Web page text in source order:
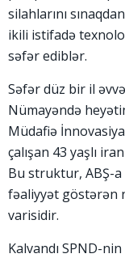
silahlarını
ikili istifadə
səfər ediblər.
Səfər düz bir il
Nümayəndə
Müdafiə
çalışan 43 yaşlı
Bu struktur, ABŞ-a
fəaliyyət göstərən
varisidir.
Kalvandı SPND-